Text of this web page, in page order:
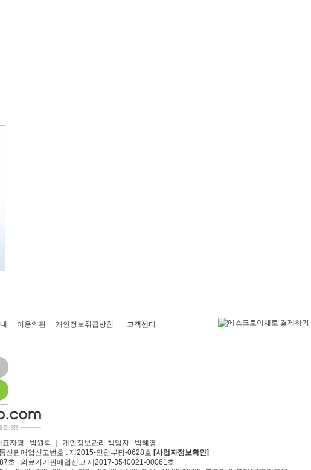
이용약관 개인정보취급방침 고객센터
자명 : 박원학 ｜ 개인정보관리 책임자 : 박혜영
신판매업신고번호 : 제2015-인천부평-0628호 [사업자정보확인]
호 | 의료기기판매업신고 제2017-3540021-00061호